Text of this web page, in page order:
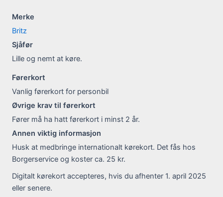
Merke
Britz
Sjåfør
Lille og nemt at køre.
Førerkort
Vanlig førerkort for personbil
Øvrige krav til førerkort
Fører må ha hatt førerkort i minst 2 år.
Annen viktig informasjon
Husk at medbringe internationalt kørekort. Det fås hos
Borgerservice og koster ca. 25 kr.
Digitalt kørekort accepteres, hvis du afhenter 1. april 2025
eller senere.